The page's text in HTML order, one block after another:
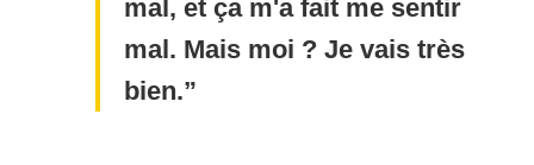
mal, et ça m'a fait me sentir
mal. Mais moi ? Je vais très
bien.